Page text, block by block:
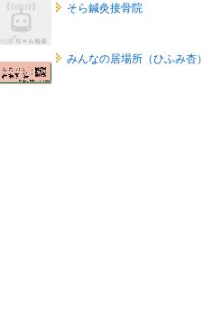
そら鍼灸接骨院
みんなの居場所（ひふみ杏）